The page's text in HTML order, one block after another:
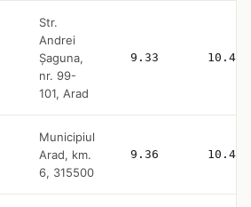
Str.
Andrei
Șaguna,
nr. 99-
101, Arad
9.33 10.43
Municipiul
Arad, km.
6, 315500
9.36 10.47